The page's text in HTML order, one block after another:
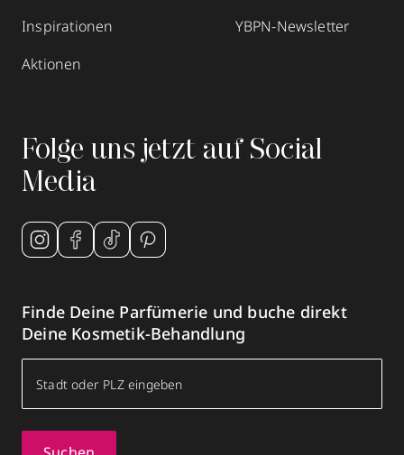
Inspirationen
Aktionen
YBPN-Newsletter
Folge uns jetzt auf Social
Media
Finde Deine Parfümerie und buche direkt
Deine Kosmetik-Behandlung